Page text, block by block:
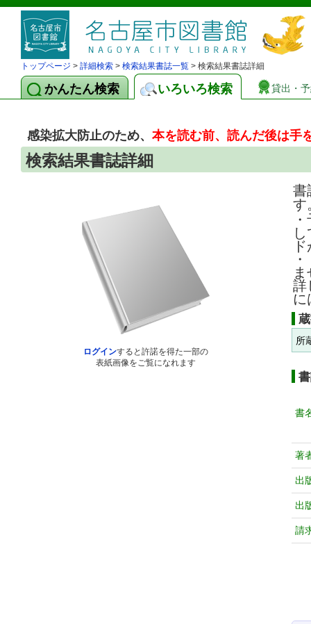
トップページ > 詳細検索 > 検索結果書誌一覧 > 検索結果書誌詳細
かんたん検索 いろいろ検索 貸出・
感染拡大防止のため、本を読む前、読んだ後は手
検索結果書誌詳細
ログインすると許諾を得た一部の
表紙画像をご覧になれます
書
す
詳
に
所
書
著
出
出
請